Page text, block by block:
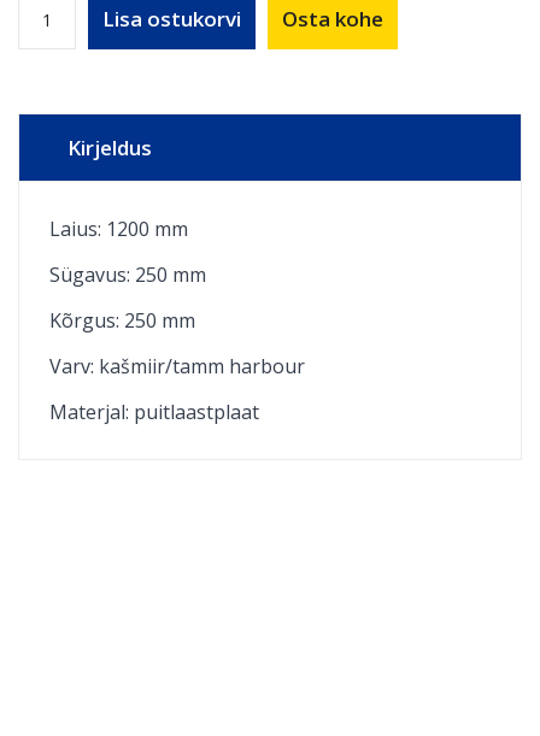
Lisa ostukorvi Osta kohe
Kirjeldus
Laius: 1200 mm
Sügavus: 250 mm
Kõrgus: 250 mm
Varv: kašmiir/tamm harbour
Materjal: puitlaastplaat